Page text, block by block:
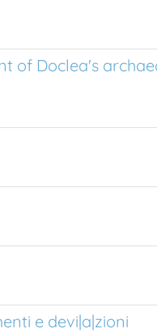
of Doclea's
e devi|a|zioni